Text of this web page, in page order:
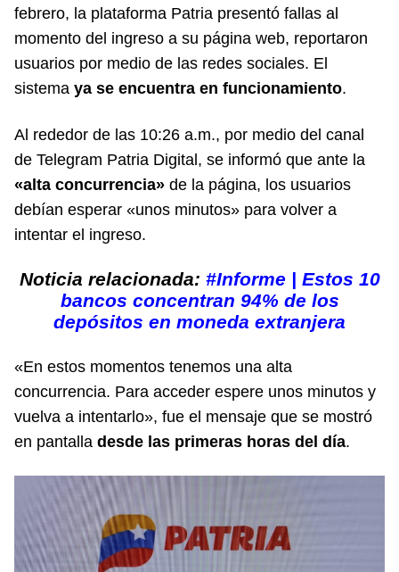
febrero, la plataforma Patria presentó fallas al
momento del ingreso a su página web, reportaron
usuarios por medio de las redes sociales. El
sistema ya se encuentra en funcionamiento.
Al rededor de las 10:26 a.m., por medio del canal
de Telegram Patria Digital, se informó que ante la
«alta concurrencia» de la página, los usuarios
debían esperar «unos minutos» para volver a
intentar el ingreso.
Noticia relacionada: #Informe | Estos 10
bancos concentran 94% de los
depósitos en moneda extranjera
«En estos momentos tenemos una alta
concurrencia. Para acceder espere unos minutos y
vuelva a intentarlo», fue el mensaje que se mostró
en pantalla desde las primeras horas del día.